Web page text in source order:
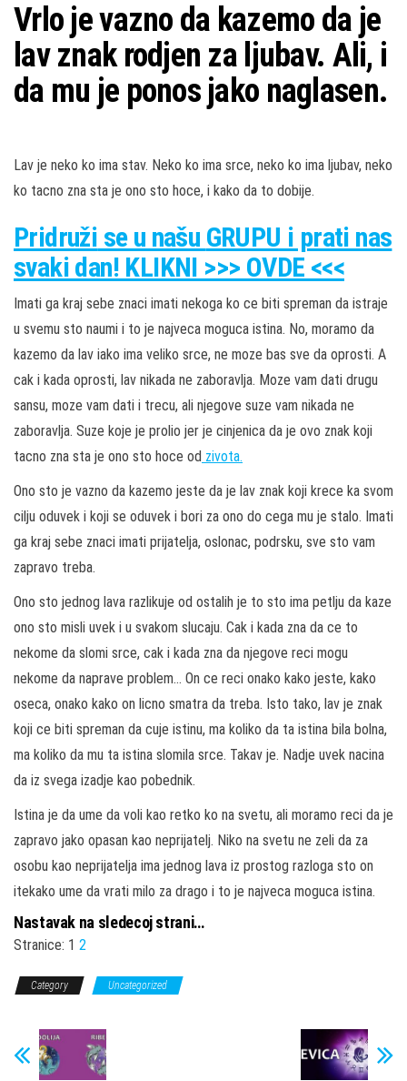
Vrlo je vazno da kazemo da je
lav znak rodjen za ljubav. Ali, i
da mu je ponos jako naglasen.
Lav je neko ko ima stav. Neko ko ima srce, neko ko ima ljubav, neko
ko tacno zna sta je ono sto hoce, i kako da to dobije.
Pridruži se u našu GRUPU i prati nas
svaki dan! KLIKNI >>> OVDE <<<
Imati ga kraj sebe znaci imati nekoga ko ce biti spreman da istraje
u svemu sto naumi i to je najveca moguca istina. No, moramo da
kazemo da lav iako ima veliko srce, ne moze bas sve da oprosti. A
cak i kada oprosti, lav nikada ne zaboravlja. Moze vam dati drugu
sansu, moze vam dati i trecu, ali njegove suze vam nikada ne
zaboravlja. Suze koje je prolio jer je cinjenica da je ovo znak koji
tacno zna sta je ono sto hoce od zivota.
Ono sto je vazno da kazemo jeste da je lav znak koji krece ka svom
cilju oduvek i koji se oduvek i bori za ono do cega mu je stalo. Imati
ga kraj sebe znaci imati prijatelja, oslonac, podrsku, sve sto vam
zapravo treba.
Ono sto jednog lava razlikuje od ostalih je to sto ima petlju da kaze
ono sto misli uvek i u svakom slucaju. Cak i kada zna da ce to
nekome da slomi srce, cak i kada zna da njegove reci mogu
nekome da naprave problem… On ce reci onako kako jeste, kako
oseca, onako kako on licno smatra da treba. Isto tako, lav je znak
koji ce biti spreman da cuje istinu, ma koliko da ta istina bila bolna,
ma koliko da mu ta istina slomila srce. Takav je. Nadje uvek nacina
da iz svega izadje kao pobednik.
Istina je da ume da voli kao retko ko na svetu, ali moramo reci da je
zapravo jako opasan kao neprijatelj. Niko na svetu ne zeli da za
osobu kao neprijatelja ima jednog lava iz prostog razloga sto on
itekako ume da vrati milo za drago i to je najveca moguca istina.
Nastavak na sledecoj strani…
Stranice: 1 2
Category Uncategorized